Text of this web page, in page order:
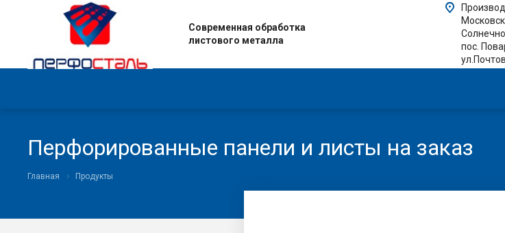
Современная обработка
листового металла
пос.
Перфорированные панели и листы на заказ
Главная Продукты